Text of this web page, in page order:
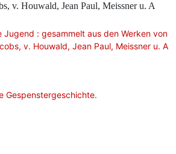
v. Houwald, Jean Paul, Meissner u. A
Jugend : gesammelt aus den Werken von
v. Houwald, Jean Paul, Meissner u. A
Gespenstergeschichte.